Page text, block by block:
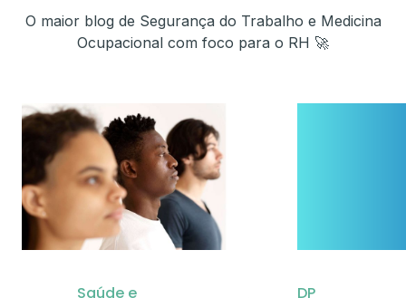
O maior blog de Segurança do Trabalho e Medicina
Ocupacional com foco para o RH 🚀
Saúde e
DP